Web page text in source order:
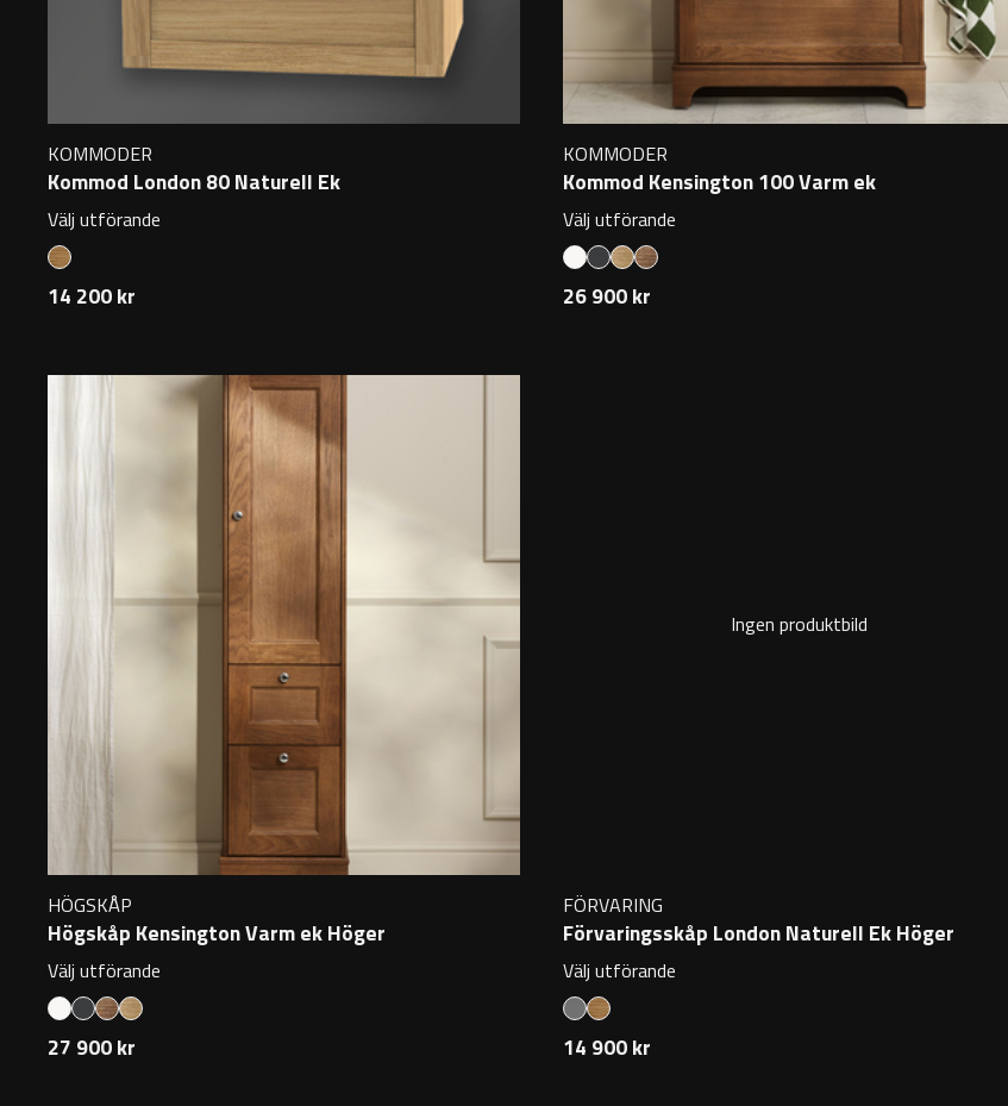
KOMMODER
Kommod London 80 Naturell Ek
Välj utförande
14 200 kr
KOMMODER
Kommod Kensington 100 Varm ek
Välj utförande
26 900 kr
HÖGSKÅP
Högskåp Kensington Varm ek Höger
Välj utförande
27 900 kr
Ingen produktbild
FÖRVARING
Förvaringsskåp London Naturell Ek Höger
Välj utförande
14 900 kr